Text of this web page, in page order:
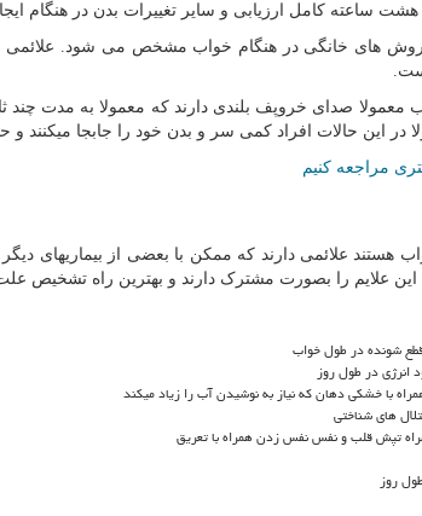
ساعته کامل ارزیابی و سایر تغییرات بدن در هنگام
های خانگی در هنگام خواب مشخص می شود. علائمی
معمولا صدای خروپف بلندی دارند که معمولا به مدت چند
این حالات افراد کمی سر و بدن خود را جابجا میکنند
مراجعه کنیم
هستند علائمی دارند که ممکن با بعضی از بیماریهای
این علایم را بصورت مشترک دارند و بهترین راه تشخیص
شونده در طول خواب
در طول روز
با خشکی دهان که نیاز به نوشیدن آب را زیاد میکند
های شناختی
تپش قلب و نفس نفس زدن همراه با تعریق
روز